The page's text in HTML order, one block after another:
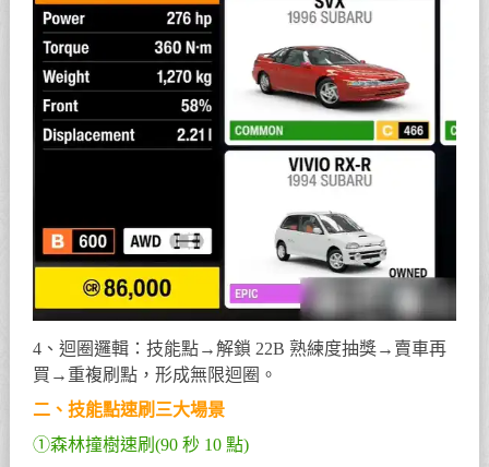
4、迴圈邏輯：技能點→解鎖 22B 熟練度抽獎→賣車再
買→重複刷點，形成無限迴圈。
二、技能點速刷三大場景
①森林撞樹速刷(90 秒 10 點)